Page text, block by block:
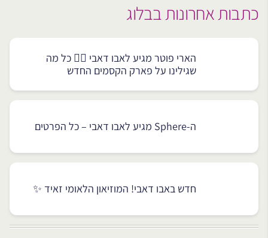
כתבות אחרונות בבלוג
הארי פוטר מגיע לאבו דאבי 🧙‍♂️ כל מה
שגילינו על פארק הקסמים החדש
ה-Sphere מגיע לאבו דאבי – כל הפרטים
חדש באבו דאבי! המוזיאון הלאומי זאיד ✨